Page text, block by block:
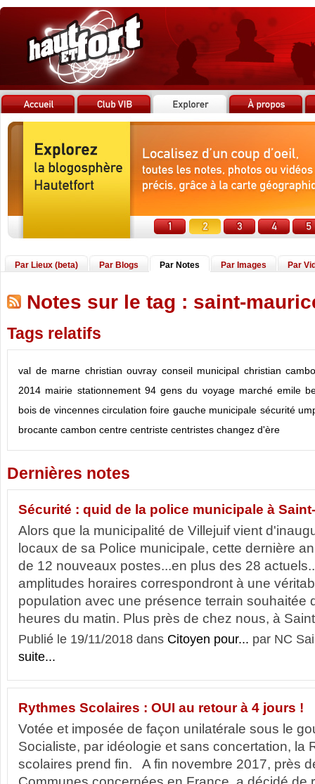
Par Lieux (beta) Par Blogs Par Notes Par Images Par
Notes sur le tag : saint-
Tags relatifs
val de marne christian ouvray conseil municipal christian
2014 mairie stationnement 94 gens du voyage marché emile
bois de vincennes circulation foire gauche municipale sécurité
brocante cambon centre centriste centristes changez d'ère
Dernières notes
Sécurité : quid de la police municipale à
Alors que la municipalité de Villejuif vient
locaux de sa Police municipale, cette dernière
de 12 nouveaux postes...en plus des 28
amplitudes horaires correspondront à une
population avec une présence terrain souhaitée
heures du matin. Plus près de chez nous, à
Publié le 19/11/2018 dans Citoyen pour... par NC
suite...
Rythmes Scolaires : OUI au retour à 4 jours !
Votée et imposée de façon unilatérale sous le
Socialiste, par idéologie et sans concertation, la
scolaires prend fin. A fin novembre 2017, près